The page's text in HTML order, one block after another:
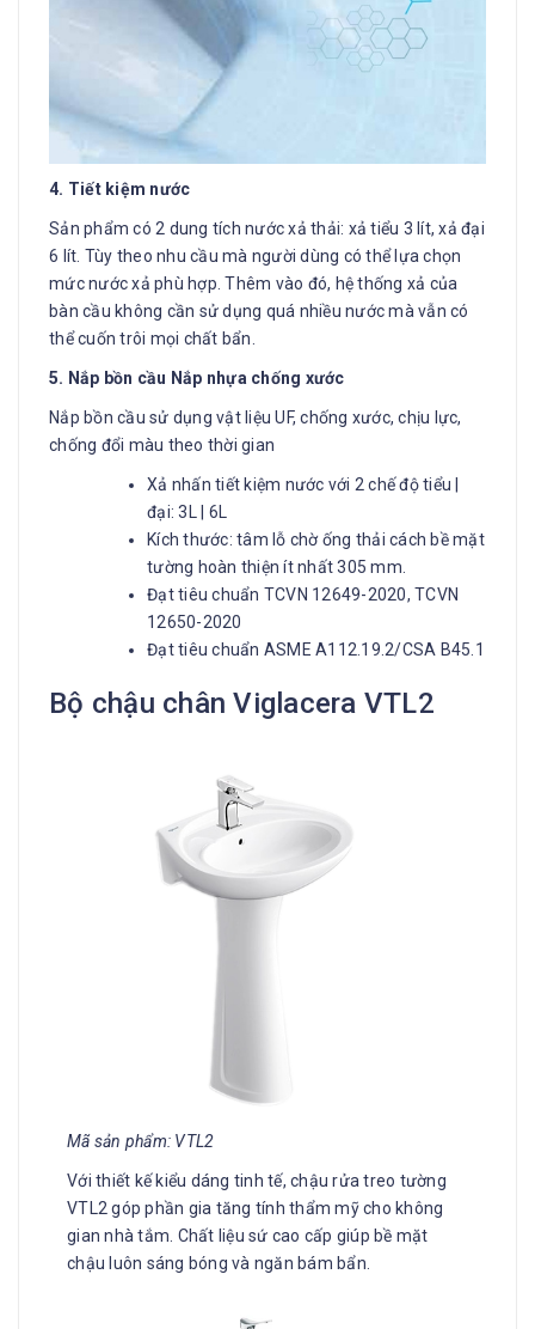
4. Tiết kiệm nước
Sản phẩm có 2 dung tích nước xả thải: xả tiểu 3 lít, xả đại
6 lít. Tùy theo nhu cầu mà người dùng có thể lựa chọn
mức nước xả phù hợp. Thêm vào đó, hệ thống xả của
bàn cầu không cần sử dụng quá nhiều nước mà vẫn có
thể cuốn trôi mọi chất bẩn.
5. Nắp bồn cầu Nắp nhựa chống xước
Nắp bồn cầu sử dụng vật liệu UF, chống xước, chịu lực,
chống đổi màu theo thời gian
Xả nhấn tiết kiệm nước với 2 chế độ tiểu |
đại: 3L | 6L
Kích thước: tâm lỗ chờ ống thải cách bề mặt
tường hoàn thiện ít nhất 305 mm.
Đạt tiêu chuẩn TCVN 12649-2020, TCVN
12650-2020
Đạt tiêu chuẩn ASME A112.19.2/CSA B45.1
Bộ chậu chân Viglacera VTL2
Mã sản phẩm: VTL2
Với thiết kế kiểu dáng tinh tế, chậu rửa treo tường
VTL2 góp phần gia tăng tính thẩm mỹ cho không
gian nhà tắm. Chất liệu sứ cao cấp giúp bề mặt
chậu luôn sáng bóng và ngăn bám bẩn.